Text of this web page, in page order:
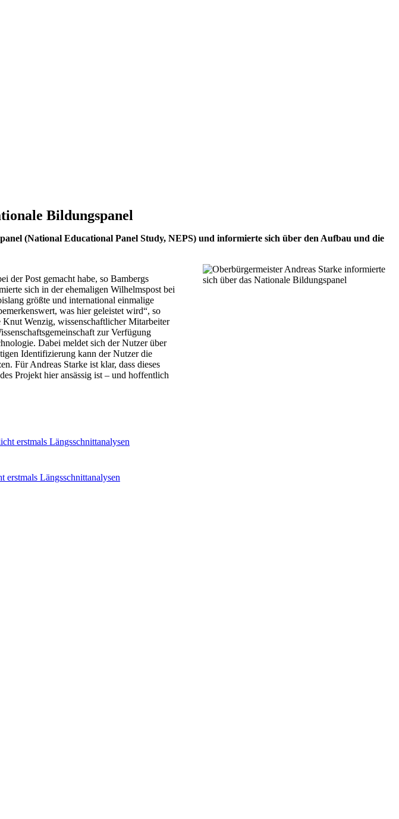
Bildungspanel
(National Educational Panel Study, NEPS) und informierte sich über den Aufbau und die
der Post gemacht habe, so Bambergs
sich in der ehemaligen Wilhelmspost bei
größte und international einmalige
was hier geleistet wird“, so
Wenzig, wissenschaftlicher Mitarbeiter
zur Verfügung
Dabei meldet sich der Nutzer über
Identifizierung kann der Nutzer die
Für Andreas Starke ist klar, dass dieses
Projekt hier ansässig ist – und hoffentlich
Längsschnittanalysen